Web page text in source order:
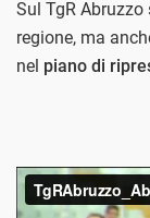
Sul TgR
regione, ma
nel piano di